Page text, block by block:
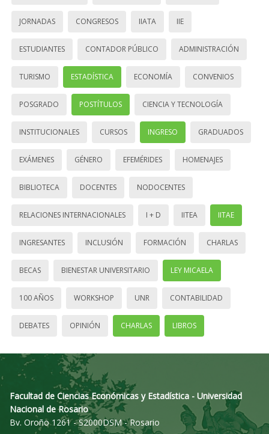
JORNADAS CONGRESOS IIATA IIE
ESTUDIANTES CONTADOR PÚBLICO ADMINISTRACIÓN
TURISMO ESTADÍSTICA ECONOMÍA CONVENIOS
POSGRADO POSTÍTULOS CIENCIA Y TECNOLOGÍA
INSTITUCIONALES CURSOS INGRESO GRADUADOS
EXÁMENES GÉNERO EFEMÉRIDES HOMENAJES
BIBLIOTECA DOCENTES NODOCENTES
RELACIONES INTERNACIONALES I + D IITEA IITAE
INGRESANTES INCLUSIÓN FORMACIÓN CHARLAS
BECAS BIENESTAR UNIVERSITARIO LEY MICAELA
100 AÑOS WORKSHOP UNR CONTABILIDAD
DEBATES OPINIÓN CHARLAS LIBROS
Facultad de Ciencias Económicas y Estadística - Universidad
Nacional de Rosario
Bv. Oroño 1261 - S2000DSM - Rosario